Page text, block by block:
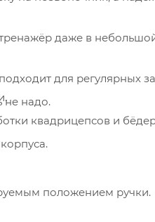
для регулярных
не надо.
квадрицепсов и
положением ручки.